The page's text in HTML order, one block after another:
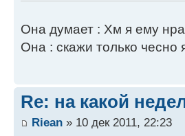
Она думает : Хм я ему
Она : скажи только чесно
Re: на какой
Riean » 10 дек 2011, 22:23